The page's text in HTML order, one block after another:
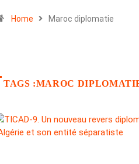
Home Maroc diplomatie
TAGS :MAROC